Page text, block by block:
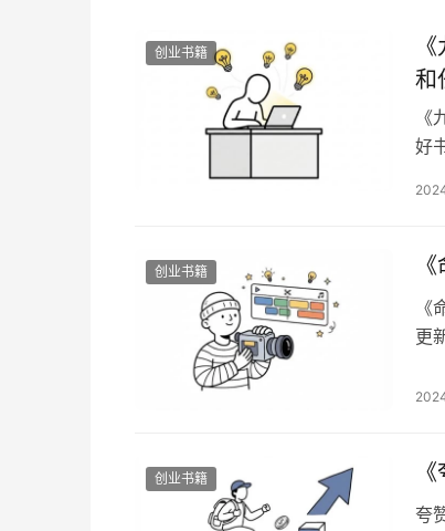
创业书籍
和
好
创业书籍
更
命
创业书籍
夸